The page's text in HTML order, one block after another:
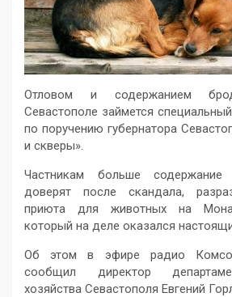
Отловом и содержанием
Севастополе займется
по поручению губернатора
и скверы».
Частникам больше содержание
доверят после скандала,
приюта для животных на
который на деле оказался
Об этом в эфире радио
сообщил директор
хозяйства Севастополя Евгений